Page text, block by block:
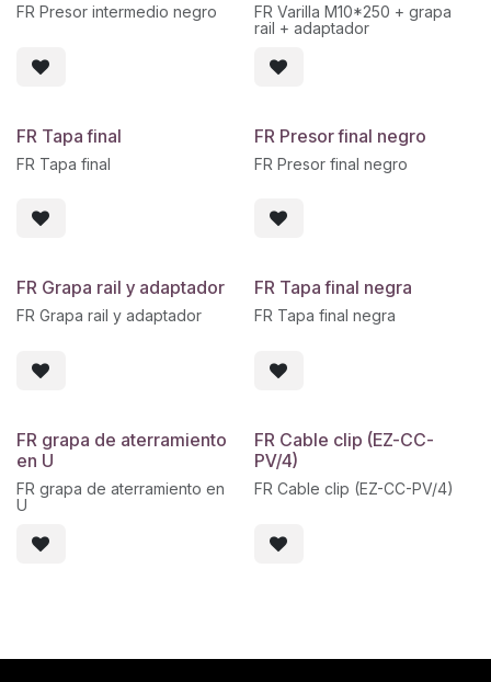
FR Presor intermedio negro
FR Varilla M10*250 + grapa
rail + adaptador
FR Tapa final
FR Tapa final
FR Presor final negro
FR Presor final negro
FR Grapa rail y adaptador
FR Grapa rail y adaptador
FR Tapa final negra
FR Tapa final negra
FR grapa de aterramiento
en U
FR grapa de aterramiento en
U
FR Cable clip (EZ-CC-
PV/4)
FR Cable clip (EZ-CC-PV/4)